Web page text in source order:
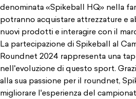
denominata «Spikeball HQ» nella
potranno acquistare attrezzature e
nuovi prodotti e interagire con il
La partecipazione di Spikeball al
Roundnet 2024 rappresenta una
nell'evoluzione di questo sport.
alla sua passione per il roundnet,
migliorare l'esperienza del